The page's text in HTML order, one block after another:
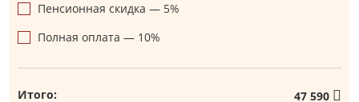
Пенсионная скидка — 5%
Полная оплата — 10%
Итого: 47 590